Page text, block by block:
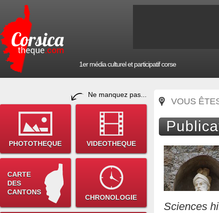
1er média culturel et participatif corse
Ne manquez pas...
PHOTOTHEQUE VIDEOTHEQUE
CARTE
DES
CANTONS
CHRONOLOGIE
VOUS
Sciences